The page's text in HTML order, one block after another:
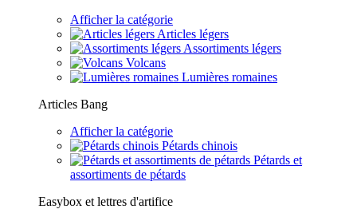
Afficher la catégorie
Articles légers
Assortiments légers
Volcans
Lumières romaines
Articles Bang
Afficher la catégorie
Pétards chinois
Pétards et
assortiments de pétards
Easybox et lettres d'artifice